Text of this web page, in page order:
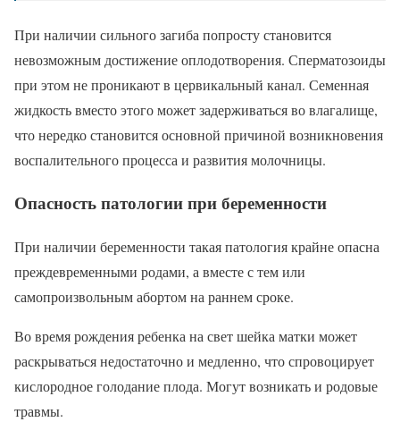
При наличии сильного загиба попросту становится
невозможным достижение оплодотворения. Сперматозоиды
при этом не проникают в цервикальный канал. Семенная
жидкость вместо этого может задерживаться во влагалище,
что нередко становится основной причиной возникновения
воспалительного процесса и развития молочницы.
Опасность патологии при беременности
При наличии беременности такая патология крайне опасна
преждевременными родами, а вместе с тем или
самопроизвольным абортом на раннем сроке.
Во время рождения ребенка на свет шейка матки может
раскрываться недостаточно и медленно, что спровоцирует
кислородное голодание плода. Могут возникать и родовые
травмы.